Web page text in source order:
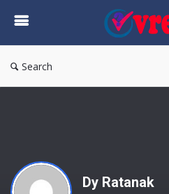
vrean.com
Search
Dy Ratanak